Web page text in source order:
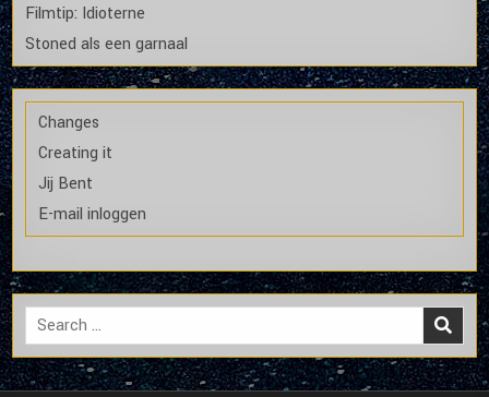
Filmtip: Idioterne
Stoned als een garnaal
Changes
Creating it
Jij Bent
E-mail inloggen
Search
for: